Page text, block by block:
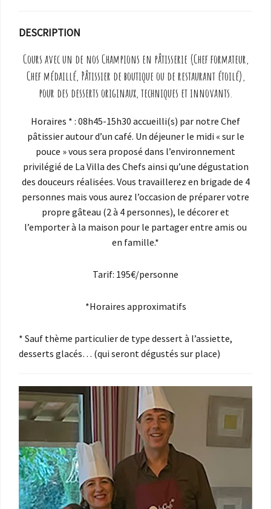
DESCRIPTION
Cours avec un de nos Champions en pâtisserie (Chef formateur,
Chef médaillé, Pâtissier de boutique ou de restaurant étoilé),
pour des desserts originaux, techniques et innovants.
Horaires * : 08h45-15h30 accueilli(s) par notre Chef
pâtissier autour d’un café. Un déjeuner le midi « sur le
pouce » vous sera proposé dans l’environnement
privilégié de La Villa des Chefs ainsi qu’une dégustation
des douceurs réalisées. Vous travaillerez en brigade de 4
personnes mais vous aurez l’occasion de préparer votre
propre gâteau (2 à 4 personnes), le décorer et
l’emporter à la maison pour le partager entre amis ou
en famille.*
Tarif: 195€/personne
*Horaires approximatifs
* Sauf thème particulier de type dessert à l’assiette,
desserts glacés… (qui seront dégustés sur place)